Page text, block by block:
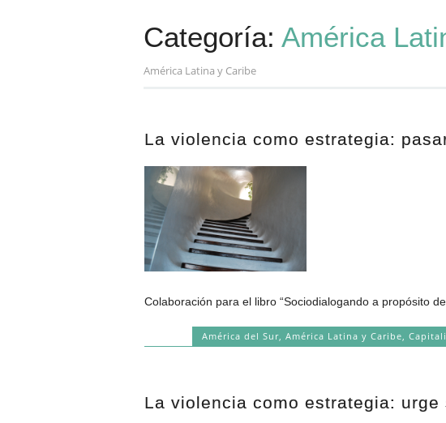
Categoría: América
América Latina y Caribe
La violencia como estrategia:
Colaboración para el libro “Sociodialogando a propósito
América del Sur,América Latina y Caribe,
La violencia como estrategia: